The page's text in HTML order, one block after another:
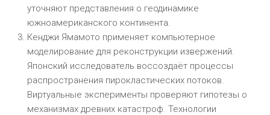
уточняют представления о геодинамике
южноамериканского континента.
Кенджи Ямамото применяет компьютерное
моделирование для реконструкции извержений.
Японский исследователь воссоздаёт процессы
распространения пирокластических потоков.
Виртуальные эксперименты проверяют гипотезы о
механизмах древних катастроф. Технологии